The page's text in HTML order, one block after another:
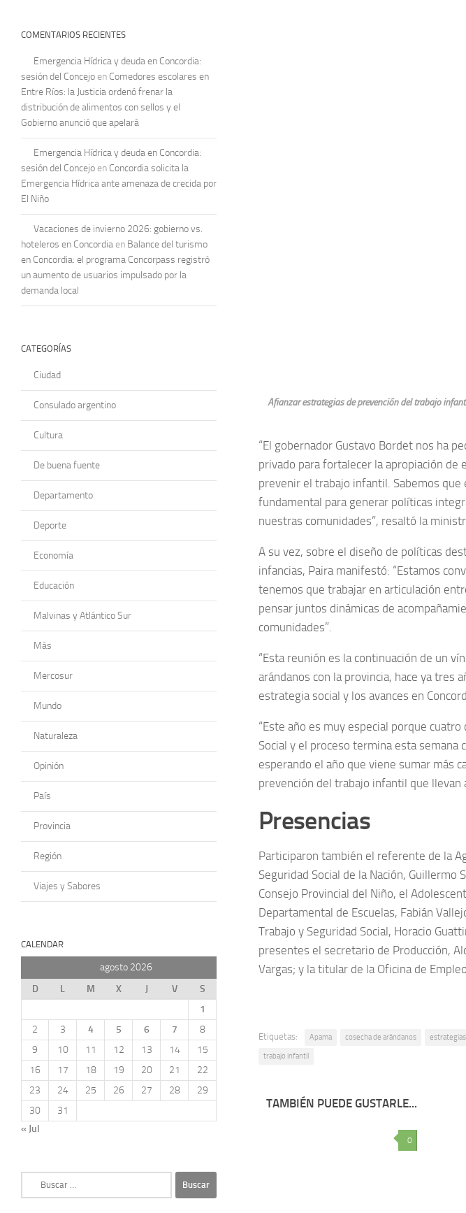
Afianzar estrategias de prevención del trabajo
“El gobernador Gustavo Bordet nos ha
privado para fortalecer la apropiación
prevenir el trabajo infantil. Sabemos
fundamental para generar políticas
nuestras comunidades”, resaltó la
A su vez, sobre el diseño de políticas
infancias, Paira manifestó: “Estamos
tenemos que trabajar en articulación
pensar juntos dinámicas de
comunidades”.
“Esta reunión es la continuación de un
arándanos con la provincia, hace ya tres
estrategia social y los avances en
“Este año es muy especial porque
Social y el proceso termina esta semana
esperando el año que viene sumar más
prevención del trabajo infantil que llevan
Presencias
Participaron también el referente de la
Seguridad Social de la Nación,
Consejo Provincial del Niño, el
Departamental de Escuelas, Fabián
Trabajo y Seguridad Social, Horacio
presentes el secretario de Producción,
Vargas; y la titular de la Oficina de
Etiquetas: Apama cosecha de arándanos
trabajo infantil
TAMBIÉN PUEDE GUSTARLE...
0
COMENTARIOS RECIENTES
Emergencia Hídrica y deuda en Concordia:
sesión del Concejo en Comedores escolares en
Entre Ríos: la Justicia ordenó frenar la
distribución de alimentos con sellos y el
Gobierno anunció que apelará
Emergencia Hídrica y deuda en Concordia:
sesión del Concejo en Concordia solicita la
Emergencia Hídrica ante amenaza de crecida por
El Niño
Vacaciones de invierno 2026: gobierno vs.
hoteleros en Concordia en Balance del turismo
en Concordia: el programa Concorpass registró
un aumento de usuarios impulsado por la
demanda local
CATEGORÍAS
Ciudad
Consulado argentino
Cultura
De buena fuente
Departamento
Deporte
Economía
Educación
Malvinas y Atlántico Sur
Más
Mercosur
Mundo
Naturaleza
Opinión
País
Provincia
Región
Viajes y Sabores
CALENDAR
agosto 2026
D
L M X J V
S
1
2
3 4 5 6 7
8
9
10 11 12 13 14
15
16
17 18 19 20 21
22
23
24 25 26 27 28
29
30
31
« Jul